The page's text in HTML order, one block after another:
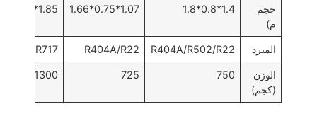
حجم
م)
1.4*0.8*1.8
1.07*0.75*1.66
1.85*0.85*2.2
المبرد R404A/R502/R22
R404A/R22
R717
الوزن
(كجم)
750
725
1300